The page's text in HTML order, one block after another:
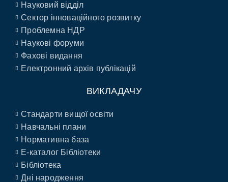
Науковий відділ
Сектор інноваційного розвитку
Проблемна НДР
Наукові форуми
Фахові видання
Електронний архів публікацій
ВИКЛАДАЧУ
Стандарти вищої освіти
Навчальні плани
Нормативна база
E-каталог Бібліотеки
Бібліотека
Дні народження